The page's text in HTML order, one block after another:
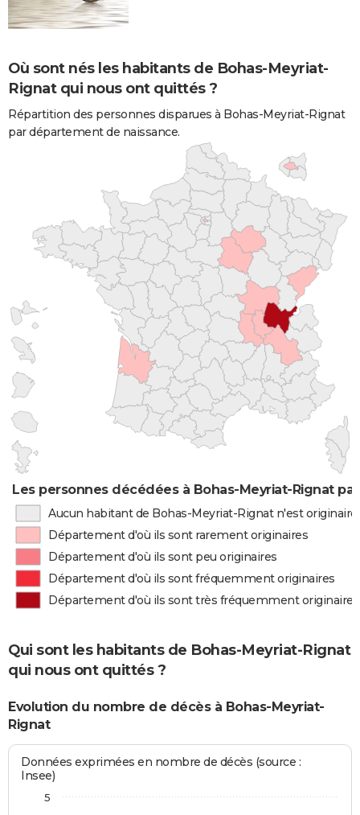
Où sont nés les habitants de Bohas-Meyriat-
Rignat qui nous ont quittés ?
Répartition des personnes disparues à Bohas-Meyriat-Rignat
par département de naissance.
Les personnes décédées à Bohas-Meyriat-Rignat
Aucun habitant de Bohas-Meyriat-Rignat n'est
Département d'où ils sont rarement originaires
Département d'où ils sont peu originaires
Département d'où ils sont fréquemment originaires
Département d'où ils sont très fréquemment originaires
Qui sont les habitants de Bohas-Meyriat-Rignat
qui nous ont quittés ?
Evolution du nombre de décès à Bohas-Meyriat-
Rignat
Données exprimées en nombre de décès (source :
Insee)
5